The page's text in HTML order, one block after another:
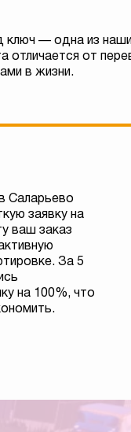
ключ — одна из
отличается от
в жизни.
Саларьево
заявку на
ваш заказ
За 5
на 100%, что